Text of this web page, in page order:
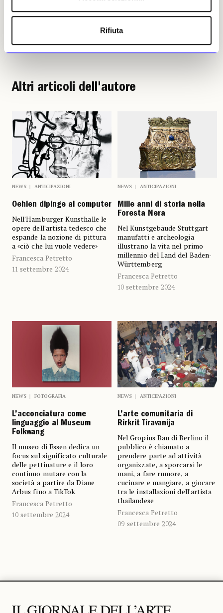
Rifiuta
Leggi i suoi articoli
Altri articoli dell'autore
NEWS ANTICIPAZIONI
Oehlen dipinge al computer
Nell’Hamburger Kunsthalle le
opere dell’artista tedesco che
espande la nozione di pittura
a «ciò che lui vuole vedere»
Francesca Petretto
11 settembre 2024
NEWS ANTICIPAZIONI
Mille anni di storia nella
Foresta Nera
Nel Kunstgebäude Stuttgart
manufatti e archeologia
illustrano la vita nel primo
millennio del Land del Baden-
Württemberg
Francesca Petretto
10 settembre 2024
NEWS FOTOGRAFIA
L’acconciatura come
linguaggio al Museum
Folkwang
Il museo di Essen dedica un
focus sul significato culturale
delle pettinature e il loro
continuo mutare con la
società a partire da Diane
Arbus fino a TikTok
Francesca Petretto
10 settembre 2024
NEWS ANTICIPAZIONI
L’arte comunitaria di
Rirkrit Tiravanija
Nel Gropius Bau di Berlino il
pubblico è chiamato a
prendere parte ad attività
organizzate, a sporcarsi le
mani, a fare rumore, a
cucinare e mangiare, a giocare
tra le installazioni dell’artista
thailandese
Francesca Petretto
09 settembre 2024